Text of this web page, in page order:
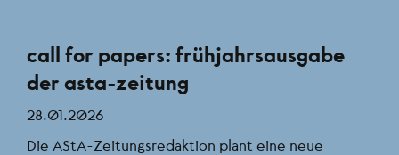
call for papers: frühjahrsausgabe
der asta-zeitung
28.01.2026
Die AStA-Zeitungsredaktion plant eine neue